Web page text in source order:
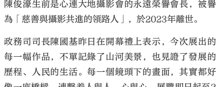
陳俊濠生前是心連大地攝影會的永遠榮譽會長，被譽
為「慈善與攝影共進的領路人」，於2023年離世。
政務司司長陳國基昨日在開幕禮上表示，今次展出的
每一幅作品，不單記錄了山河美景，也見證了發展的
歷程、人民的生活。每一個鏡頭下的畫面，其實都好